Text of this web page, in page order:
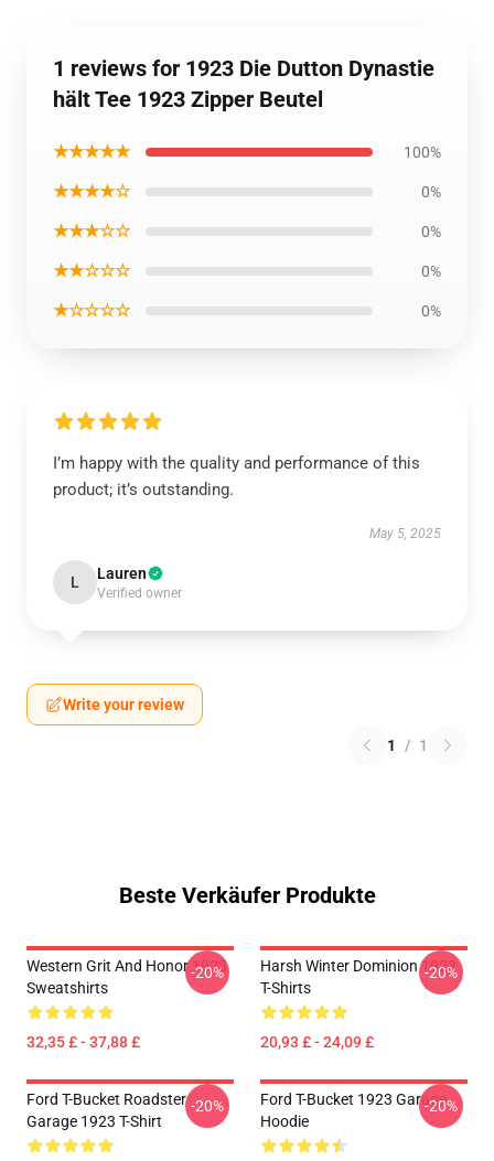
1 reviews for 1923 Die Dutton Dynastie
hält Tee 1923 Zipper Beutel
★★★★★ 100%
★★★★☆ 0%
★★★☆☆ 0%
★★☆☆☆ 0%
★☆☆☆☆ 0%
I’m happy with the quality and performance of this
product; it’s outstanding.
May 5, 2025
L Lauren
Verified owner
Write your review
1 / 1
Beste Verkäufer Produkte
Western Grit And Honor 1923
Sweatshirts
32,35 £ - 37,88 £
-20%
Harsh Winter Dominion 1923
T-Shirts
20,93 £ - 24,09 £
-20%
Ford T-Bucket Roadster
Garage 1923 T-Shirt
-20%
Ford T-Bucket 1923 Garage
Hoodie
-20%